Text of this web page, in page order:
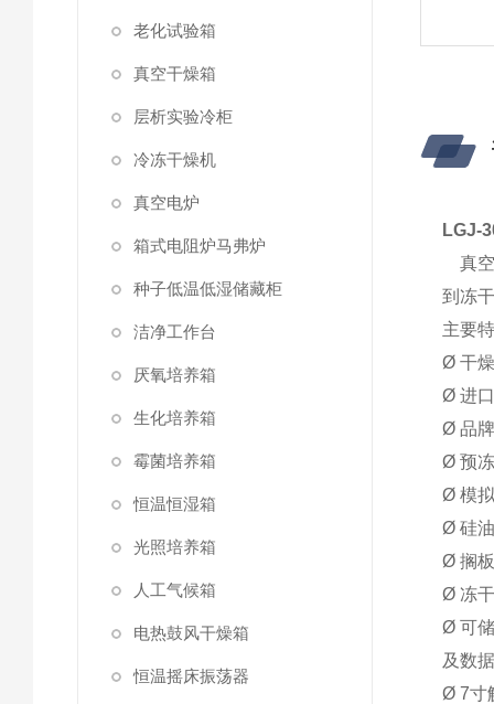
老化试验箱
真空干燥箱
层析实验冷柜
冷冻干燥机
真空电炉
箱式电阻炉马弗炉
种子低温低湿储藏柜
洁净工作台
厌氧培养箱
生化培养箱
霉菌培养箱
恒温恒湿箱
光照培养箱
人工气候箱
电热鼓风干燥箱
恒温摇床振荡器
LGJ-
真空
到冻
主要
Ø 干
Ø 进
Ø 品
Ø 预
Ø 模
Ø 硅
Ø 搁
Ø 冻
Ø 可
及数
Ø 7寸